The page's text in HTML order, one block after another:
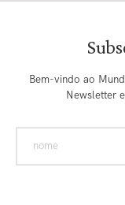
Bem-vindo ao
Newsletter